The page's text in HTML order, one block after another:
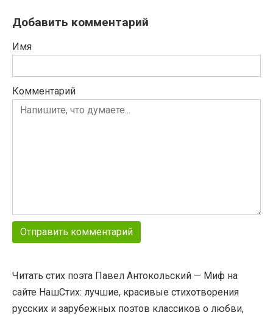
Добавить комментарий
Имя
Комментарий
Читать стих поэта Павел Антокольский — Миф на
сайте НашСтих: лучшие, красивые стихотворения
русских и зарубежных поэтов классиков о любви,